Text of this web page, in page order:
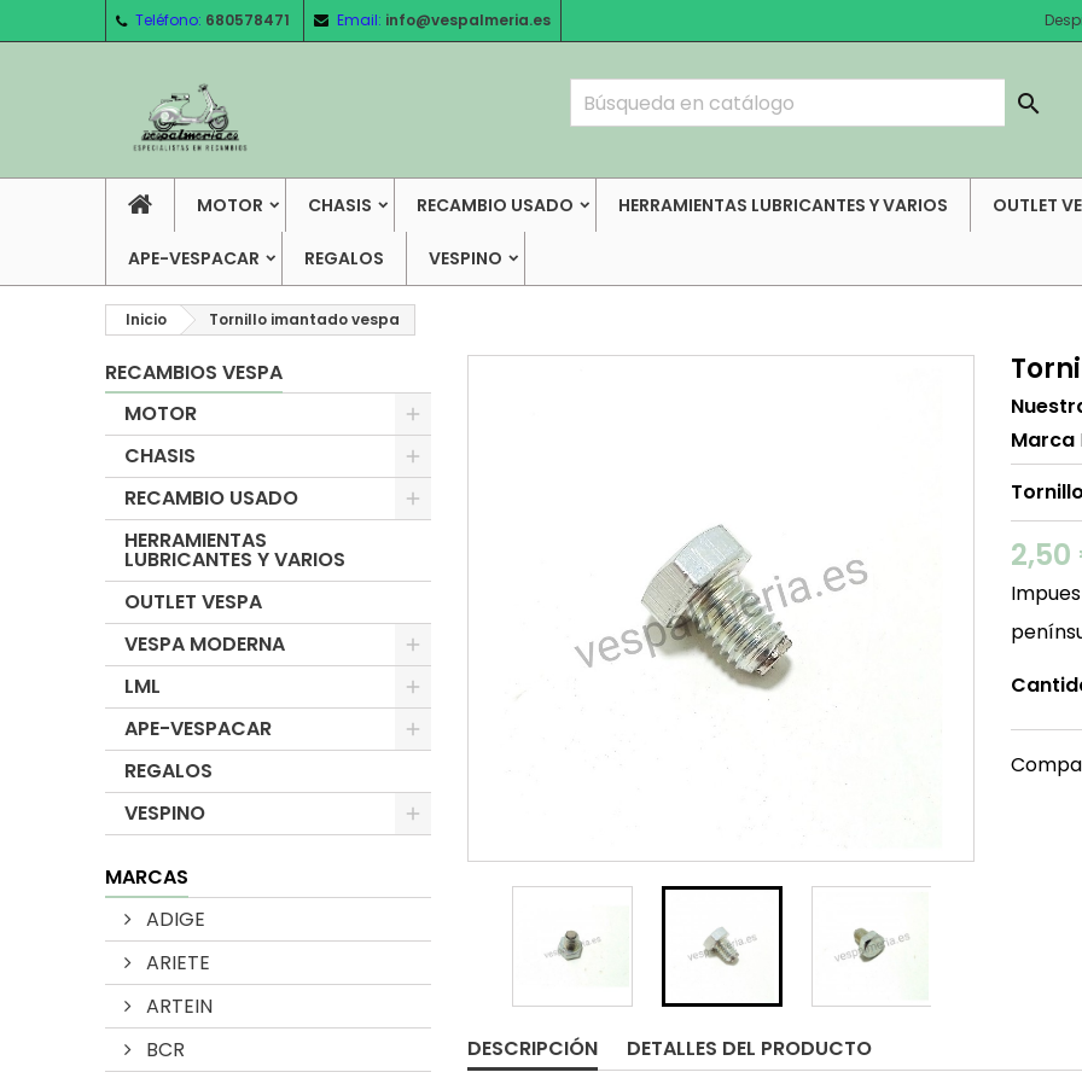
Teléfono: 680578471 Email: info@vespalmeria.es

MOTOR CHASIS RECAMBIO USADO HERRAMIENTAS LUBRICANTES Y VARIOS OUTLET
APE-VESPACAR REGALOS VESPINO
Inicio Tornillo imantado vespa
RECAMBIOS VESPA
MOTOR
CHASIS
RECAMBIO USADO
HERRAMIENTAS
LUBRICANTES Y VARIOS
OUTLET VESPA
VESPA MODERNA
LML
APE-VESPACAR
REGALOS
VESPINO
MARCAS
ADIGE
ARIETE
ARTEIN
BCR
Marca
2,50
DESCRIPCIÓN DETALLES DEL PRODUCTO